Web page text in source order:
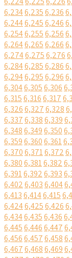
6,2346,2356,236
6,2446,2456,246
6,2546,2556,256
6,2646,2656,266
6,2746,2756,276
6,2846,2856,286
6,2946,2956,296
6,3046,3056,306
6,3156,3166,317
6,3266,3276,328
6,3376,3386,339
6,3486,3496,350
6,3596,3606,361
6,3706,3716,372
6,3806,3816,382
6,3916,3926,393
6,4026,4036,404
6,4136,4146,415
6,4246,4256,426
6,4346,4356,436
6,4456,4466,447
6,4566,4576,458
6,4676,4686,469